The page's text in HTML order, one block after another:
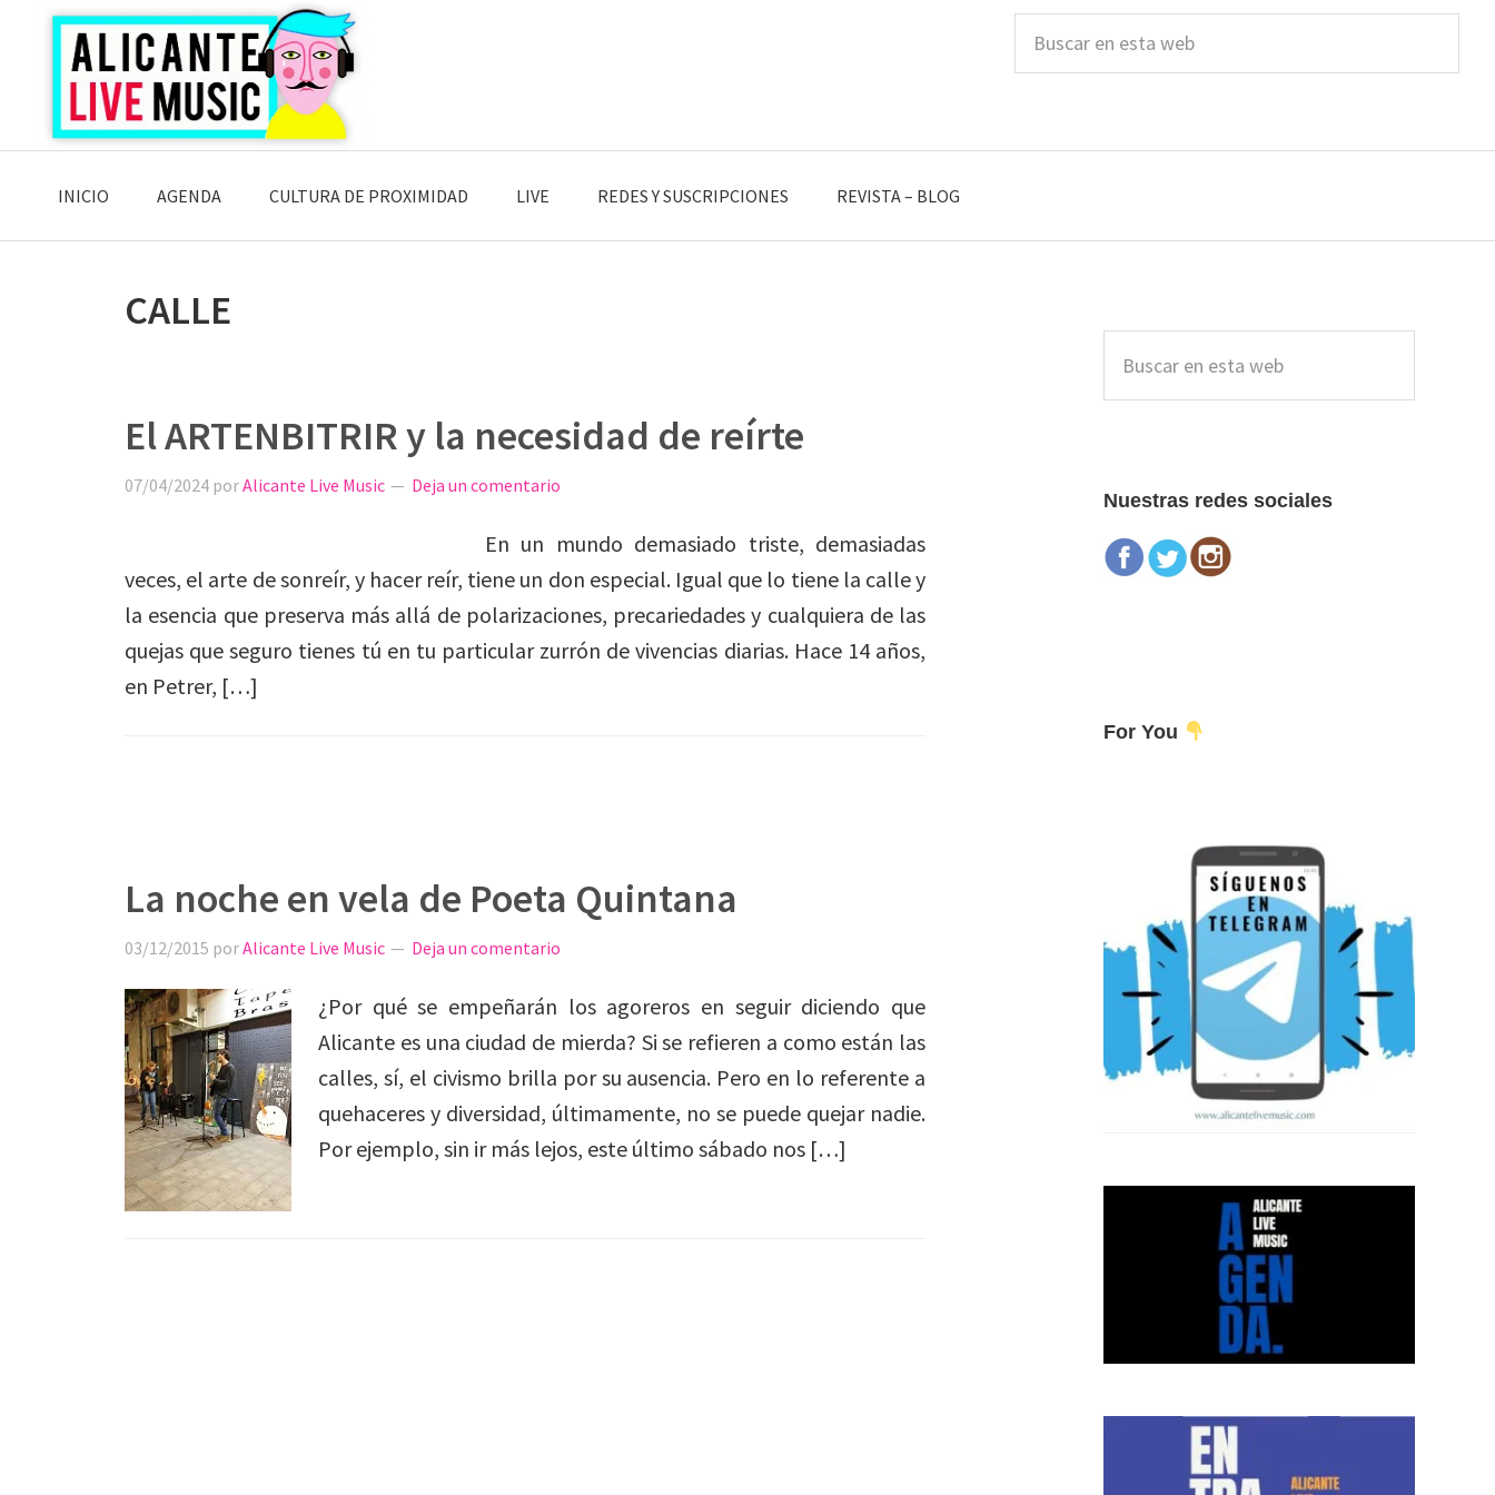
Saltar
navegación
principal
Saltar
contenido
principal
Saltar
lateral
principal
esta
INICIO AGENDA CULTURA DE PROXIMIDAD LIVE REDES Y SUSCRIPCIONES REVISTA – BLOG
CALLE
El ARTENBITRIR y la necesidad de reírte
07/04/2024 porAlicante Live Music Deja un comentario
En un mundo demasiado triste, demasiadas
veces, el arte de sonreír, y hacer reír, tiene un don especial. Igual que lo tiene la calle y
la esencia que preserva más allá de polarizaciones, precariedades y cualquiera de las
quejas que seguro tienes tú en tu particular zurrón de vivencias diarias. Hace 14 años,
en Petrer, […]
La noche en vela de Poeta Quintana
03/12/2015 porAlicante Live Music Deja un comentario
¿Por qué se empeñarán los agoreros en seguir diciendo que
Alicante es una ciudad de mierda? Si se refieren a como están las
calles, sí, el civismo brilla por su ausencia. Pero en lo referente a
quehaceres y diversidad, últimamente, no se puede quejar nadie.
Por ejemplo, sin ir más lejos, este último sábado nos […]
lateral
principal
esta
Nuestras redes sociales
For You